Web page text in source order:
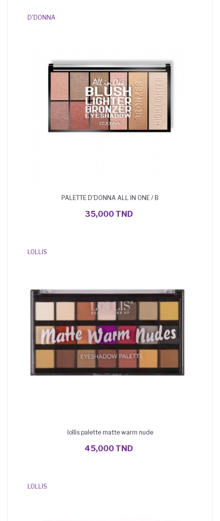
D'DONNA
PALETTE D'DONNA ALL IN ONE / B
35,000 TND
LOLLIS
lollis palette matte warm nude
45,000 TND
LOLLIS